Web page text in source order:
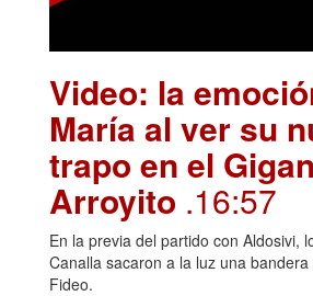
Video: la
María al ver su
trapo en el
Arroyito .16:57
En la previa del partido con Aldosivi,
Canalla sacaron a la luz una
Fideo.